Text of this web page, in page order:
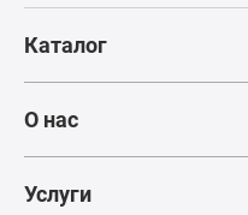
Каталог
О нас
Услуги